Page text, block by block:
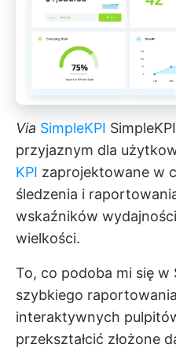
Via SimpleKPI
przyjaznym dla
KPI zaprojektowane w
śledzenia i
wskaźników
wielkości.
To, co podoba mi się w
szybkiego
interaktywnych
przekształcić złożone